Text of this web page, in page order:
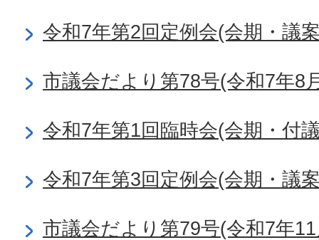
令和7年第2回定例会(会期・議
市議会だより第78号(令和7年8
令和7年第1回臨時会(会期・付
令和7年第3回定例会(会期・議
市議会だより第79号(令和7年